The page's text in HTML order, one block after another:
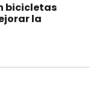
bicicletas
la